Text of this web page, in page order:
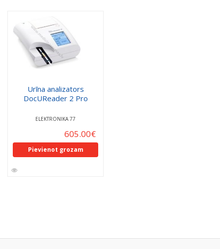
Urīna analizators
DocUReader 2 Pro
ELEKTRONIKA 77
605.00€
Pievienot grozam